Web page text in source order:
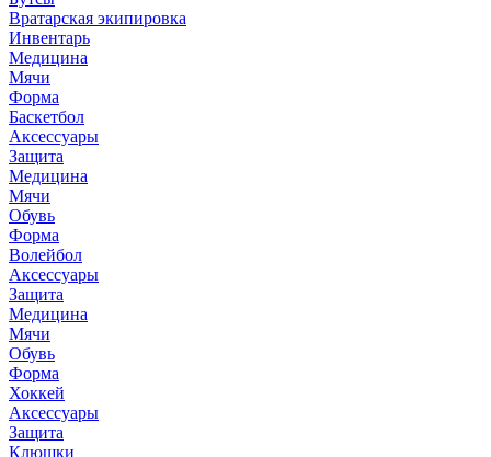
Вратарская экипировка
Инвентарь
Медицина
Мячи
Форма
Баскетбол
Аксессуары
Защита
Медицина
Мячи
Обувь
Форма
Волейбол
Аксессуары
Защита
Медицина
Мячи
Обувь
Форма
Хоккей
Аксессуары
Защита
Клюшки